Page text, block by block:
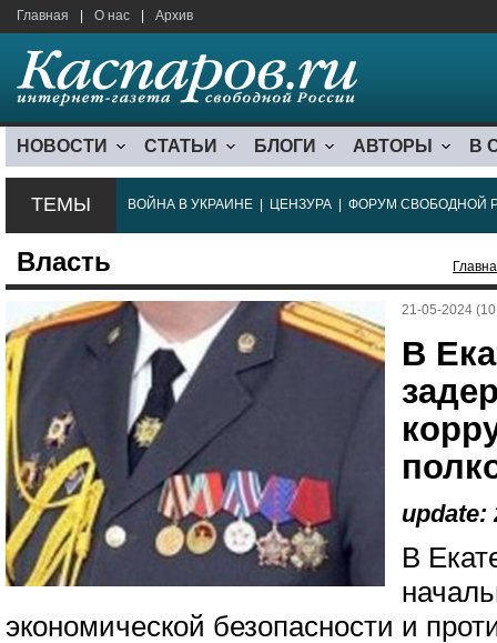
Главная О нас Архив
НОВОСТИ СТАТЬИ БЛОГИ АВТОРЫ В
ТЕМЫ ВОЙНА В УКРАИНЕ ЦЕНЗУРА ФОРУМ СВОБОДНОЙ
Власть
21-05-2024
В
update:
В
экономической безопасности и